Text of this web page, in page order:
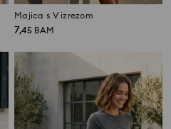
Majica s V izrezom
7,45 BAM